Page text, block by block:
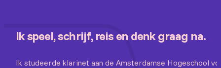
Ik speel, schrijf, reis en denk graag na.
Ik studeerde klarinet aan de Amsterdamse Hogeschool